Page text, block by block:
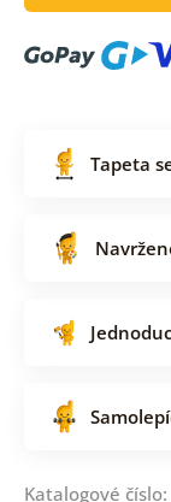
Tapeta
Katalogové